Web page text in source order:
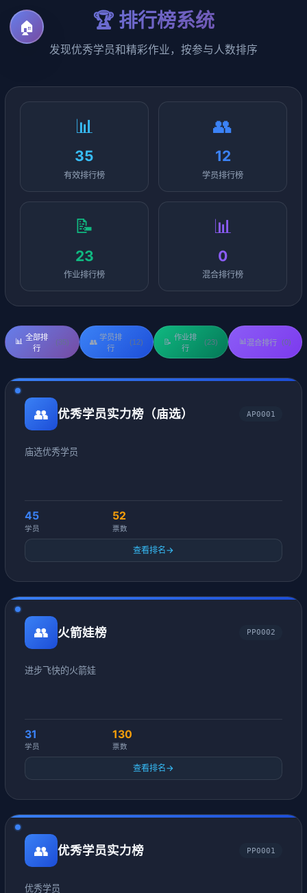
🏠 🏆 排行榜系统
发现优秀学员和精彩作业，按参与人数排序
📊
35
有效排行榜
👥
12
学员排行榜
📝
23
作业排行榜
📊
0
混合排行榜
📊 全部排
行
(35) 👥
学员排
行
(12) 📝
作业排
行
(23) 📊混合排行 (0)
👥 优秀学员实力榜（庙选） AP0001
庙选优秀学员
45
学员
52
票数
查看排名→
👥 火箭娃榜 PP0002
进步飞快的火箭娃
31
学员
130
票数
查看排名→
👥 优秀学员实力榜 PP0001
优秀学员